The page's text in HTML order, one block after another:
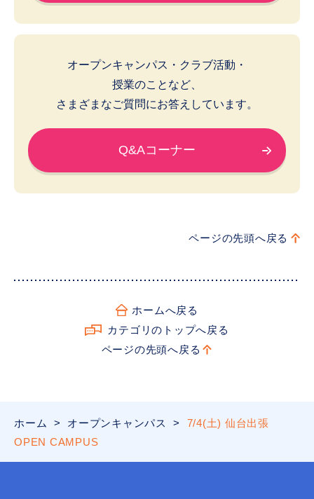
オープンキャンパス・クラブ活動・
授業のことなど、
さまざまなご質問にお答えしています。
Q&Aコーナー
ページの先頭へ戻る
カテゴリのトップへ戻る
ホームへ戻る
ページの先頭へ戻る
ホーム > オープンキャンパス > 7/4(土) 仙台出張
OPEN CAMPUS